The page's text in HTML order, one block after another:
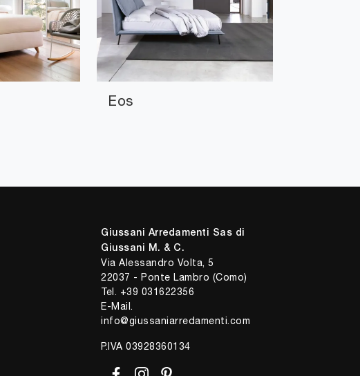
Eos
Giussani Arredamenti Sas di
Giussani M. & C.
Via Alessandro Volta, 5
22037 - Ponte Lambro (Como)
Tel. +39 031622356
E-Mail.
info@giussaniarredamenti.com
P.IVA 03928360134